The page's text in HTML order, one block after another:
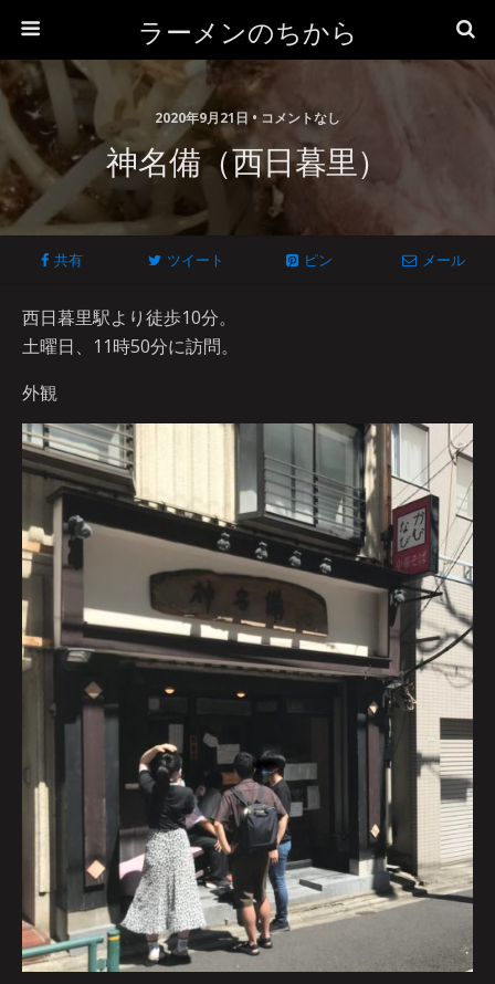
ラーメンのちから
2020年9月21日 • コメントなし
神名備（西日暮里）
共有 ツイート ピン メール
西日暮里駅より徒歩10分。
土曜日、11時50分に訪問。
外観